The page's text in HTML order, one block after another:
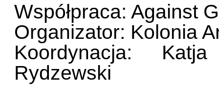
Współpraca: Against
Organizator: Kolonia
Koordynacja:
Rydzewski